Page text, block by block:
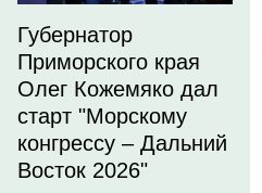
Губернатор
Приморского края
Олег Кожемяко дал
старт "Морскому
конгрессу – Дальний
Восток 2026"